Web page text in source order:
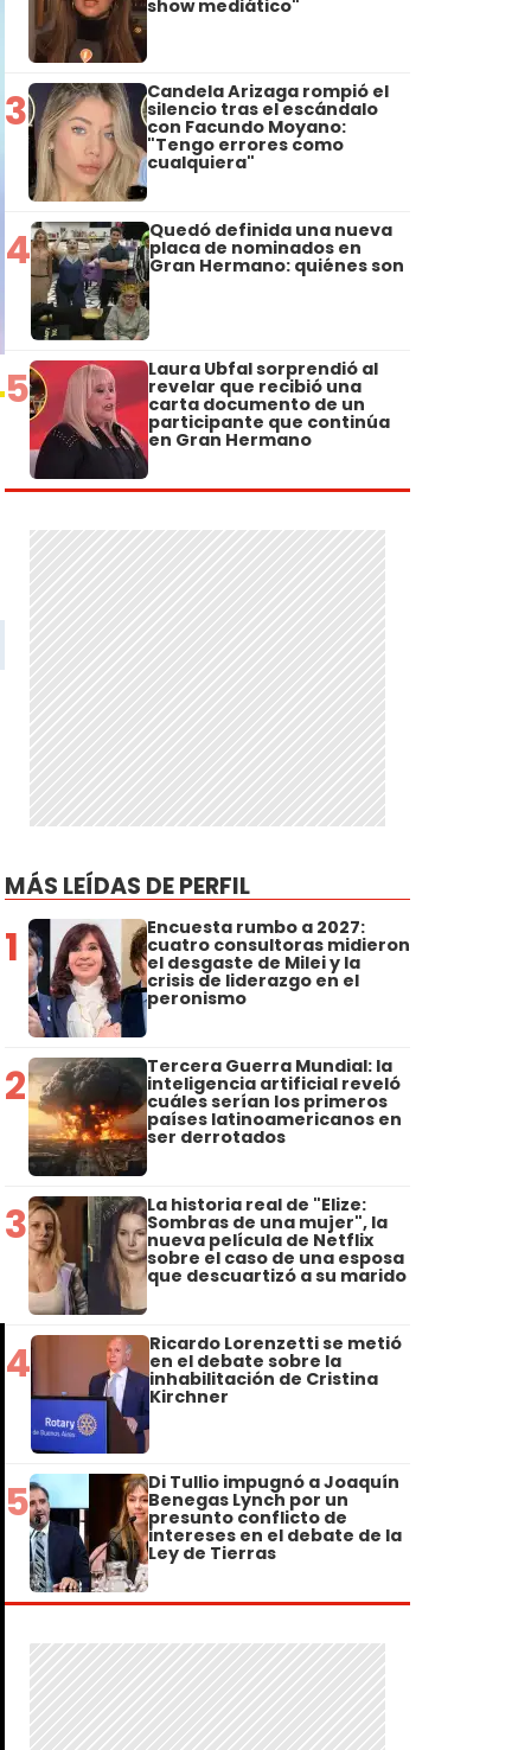
show mediático"
3 Candela Arizaga rompió el
silencio tras el escándalo
con Facundo Moyano:
"Tengo errores como
cualquiera"
4 Quedó definida una nueva
placa de nominados en
Gran Hermano: quiénes son
5 Laura Ubfal sorprendió al
revelar que recibió una
carta documento de un
participante que continúa
en Gran Hermano
MÁS LEÍDAS DE PERFIL
1 Encuesta rumbo a 2027:
cuatro consultoras midieron
el desgaste de Milei y la
crisis de liderazgo en el
peronismo
2 Tercera Guerra Mundial: la
inteligencia artificial reveló
cuáles serían los primeros
países latinoamericanos en
ser derrotados
3 La historia real de "Elize:
Sombras de una mujer", la
nueva película de Netflix
sobre el caso de una esposa
que descuartizó a su marido
4 Ricardo Lorenzetti se metió
en el debate sobre la
inhabilitación de Cristina
Kirchner
5 Di Tullio impugnó a Joaquín
Benegas Lynch por un
presunto conflicto de
intereses en el debate de la
Ley de Tierras